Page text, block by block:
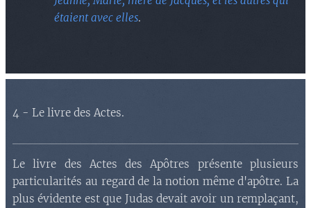
étaient avec elles.
4 - Le livre des Actes.
Le livre des Actes des Apôtres présente plusieurs
particularités au regard de la notion même d'apôtre. La
plus évidente est que Judas devait avoir un remplaçant,